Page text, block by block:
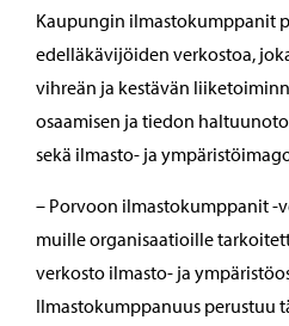
Kaupungin ilmastokumppanit
edelläkävijöiden verkostoa,
vihreän ja kestävän
osaamisen ja tiedon
sekä ilmasto- ja
– Porvoon ilmastokumppanit -
muille organisaatioille
verkosto ilmasto- ja
Ilmastokumppanuus perustuu